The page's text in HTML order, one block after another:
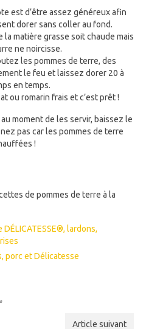
est d’être assez généreux afin
dorer sans coller au fond.
matière grasse soit chaude mais
ne noircisse.
les pommes de terre, des
le feu et laissez dorer 20 à
en temps.
ou romarin frais et c’est prêt !
moment de les servir, baissez le
pas car les pommes de terre
!
de pommes de terre à la
lardons,
porc et Délicatesse
Article suivant